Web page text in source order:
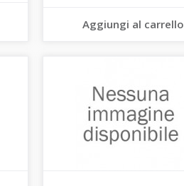
Aggiungi al carrello